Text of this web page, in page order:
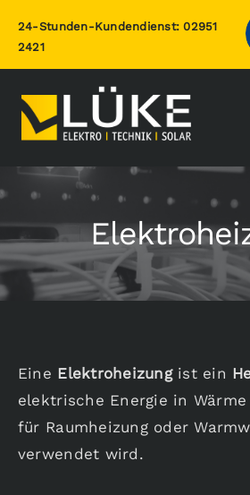
Inhalt
springen
24-Stunden-Kundendienst:02951
2421
Home
Leistungen
Über uns
Karriere
Eine Elektroheizungist ein
elektrische Energie in
für Raumheizung oder
verwendet wird.